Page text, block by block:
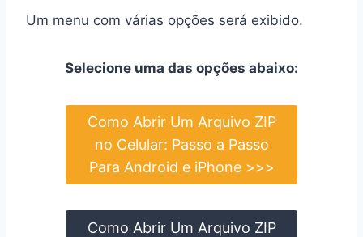
Um menu com várias opções será exibido.
Selecione uma das opções abaixo:
Como Abrir Um Arquivo ZIP
no Celular: Passo a Passo
Para Android e iPhone >>>
Como Abrir Um Arquivo ZIP